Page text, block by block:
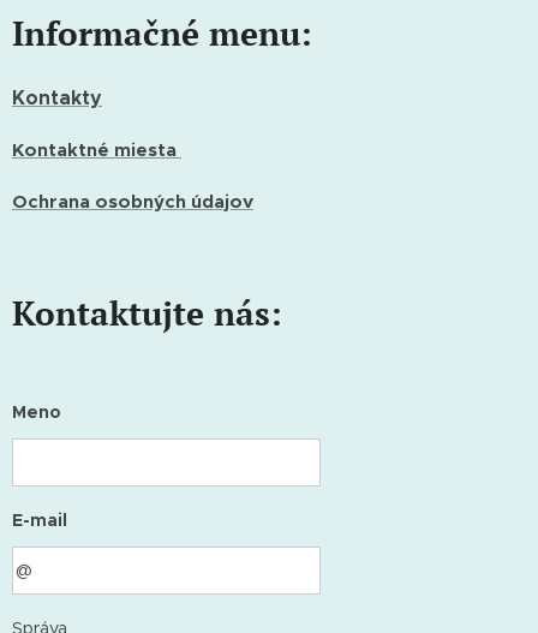
Informačné menu:
Kontakty
Kontaktné miesta
Ochrana osobných údajov
Kontaktujte nás:
Meno
E-mail
Správa